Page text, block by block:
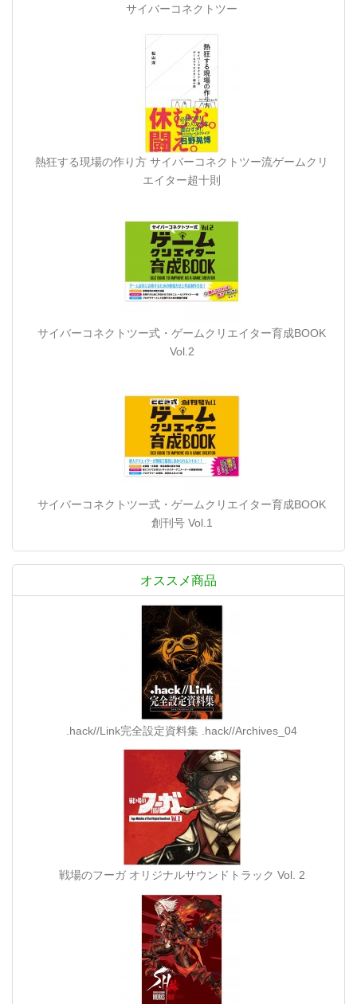
サイバーコネクトツー
熱狂する現場の作り方 サイバーコネクトツー流ゲームクリ
エイター超十則
サイバーコネクトツー式・ゲームクリエイター育成BOOK
Vol.2
サイバーコネクトツー式・ゲームクリエイター育成BOOK
創刊号 Vol.1
オススメ商品
.hack//Link完全設定資料集 .hack//Archives_04
戦場のフーガ オリジナルサウンドトラック Vol. 2